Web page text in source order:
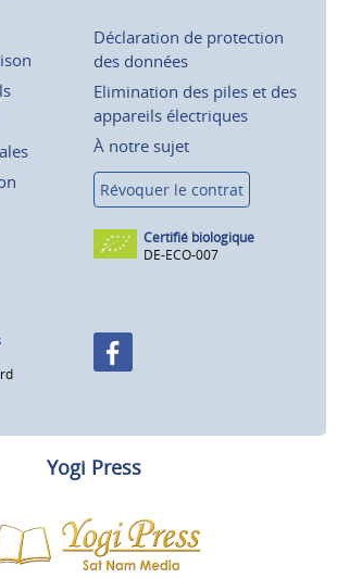
Déclaration de protection
des données
Elimination des piles et des
appareils électriques
À notre sujet
Révoquer le contrat
Certifié biologique
DE-ECO-007
Yogi Press